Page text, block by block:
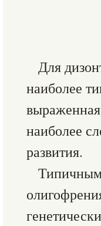
Для
наиболее
наиболее
развития.
Типичным